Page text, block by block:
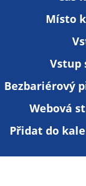
Místo
Vstup
Bezbariérový
Webová
Přidat do